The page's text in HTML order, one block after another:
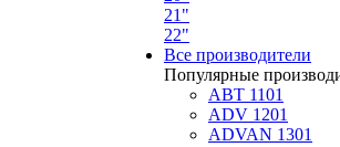
21"
22"
Все производители
Популярные
ABT 1101
ADV 1201
ADVAN 1301